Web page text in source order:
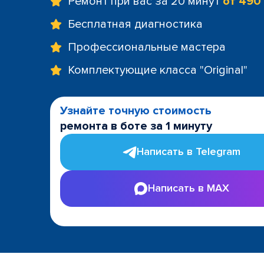
Бесплатная диагностика
Профессиональные мастера
Комплектующие класса "Original"
Узнайте точную стоимость
ремонта в боте за 1 минуту
Написать в Telegram
Написать в MAX